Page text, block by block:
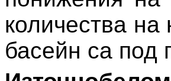
количества
басейн са под